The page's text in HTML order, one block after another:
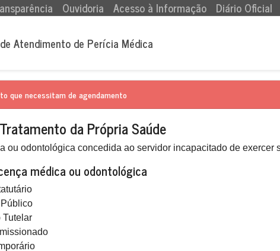
(current)
Ouvidoria Acesso à Informação Diário Oficial
Atendimento de Perícia Médica
que necessitam de agendamento
da Própria Saúde
ou odontológica concedida ao servidor incapacitado de exercer
médica ou odontológica
Tutelar